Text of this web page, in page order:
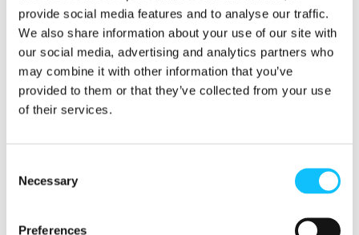
provide social media features and to analyse our traffic.
We also share information about your use of our site with
our social media, advertising and analytics partners who
may combine it with other information that you’ve
provided to them or that they’ve collected from your use
of their services.
Selection
Necessary
PreferencesHELENA WIRTA GUATEMALASSA. KUVA: MAIJA SEPPÄLÄ